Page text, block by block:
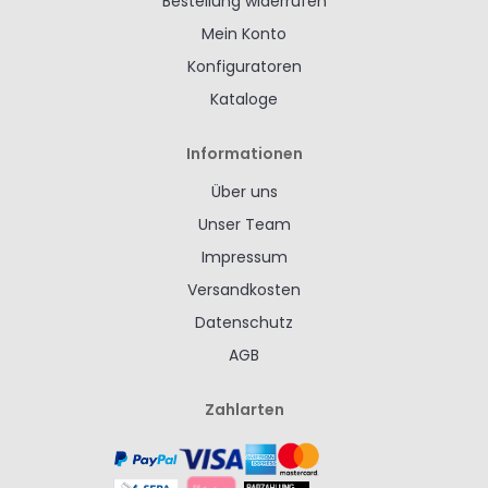
Mein Konto
Konfiguratoren
Kataloge
Informationen
Über uns
Unser Team
Impressum
Versandkosten
Datenschutz
AGB
Zahlarten